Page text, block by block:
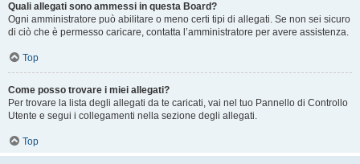
Quali allegati sono ammessi in questa Board?
Ogni amministratore può abilitare o meno certi tipi di allegati. Se non sei sicuro
di ciò che è permesso caricare, contatta l’amministratore per avere assistenza.
Top
Come posso trovare i miei allegati?
Per trovare la lista degli allegati da te caricati, vai nel tuo Pannello di Controllo
Utente e segui i collegamenti nella sezione degli allegati.
Top